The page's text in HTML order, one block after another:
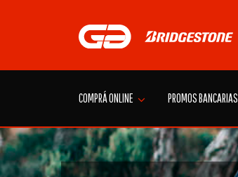
COMPRÁ ONLINE PROMOS BANCARIAS